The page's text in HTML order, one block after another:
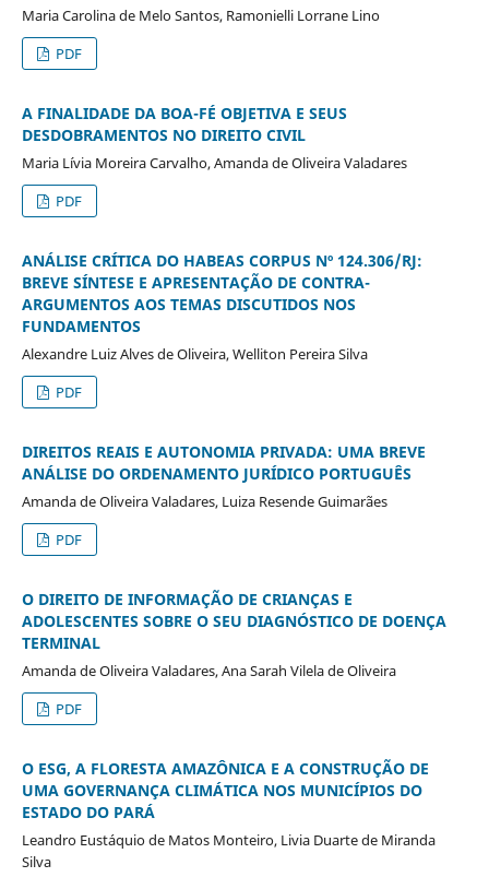
Maria Carolina de Melo Santos, Ramonielli Lorrane Lino
PDF
A FINALIDADE DA BOA-FÉ OBJETIVA E SEUS
DESDOBRAMENTOS NO DIREITO CIVIL
Maria Lívia Moreira Carvalho, Amanda de Oliveira Valadares
PDF
ANÁLISE CRÍTICA DO HABEAS CORPUS Nº 124.306/RJ:
BREVE SÍNTESE E APRESENTAÇÃO DE CONTRA-
ARGUMENTOS AOS TEMAS DISCUTIDOS NOS
FUNDAMENTOS
Alexandre Luiz Alves de Oliveira, Welliton Pereira Silva
PDF
DIREITOS REAIS E AUTONOMIA PRIVADA: UMA BREVE
ANÁLISE DO ORDENAMENTO JURÍDICO PORTUGUÊS
Amanda de Oliveira Valadares, Luiza Resende Guimarães
PDF
O DIREITO DE INFORMAÇÃO DE CRIANÇAS E
ADOLESCENTES SOBRE O SEU DIAGNÓSTICO DE DOENÇA
TERMINAL
Amanda de Oliveira Valadares, Ana Sarah Vilela de Oliveira
PDF
O ESG, A FLORESTA AMAZÔNICA E A CONSTRUÇÃO DE
UMA GOVERNANÇA CLIMÁTICA NOS MUNICÍPIOS DO
ESTADO DO PARÁ
Leandro Eustáquio de Matos Monteiro, Livia Duarte de Miranda
Silva